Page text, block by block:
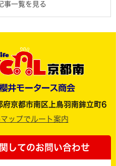
事一覧を見る
京都市南区上鳥羽南鉾立町6
ップでルート案内
してのお問い合わせ